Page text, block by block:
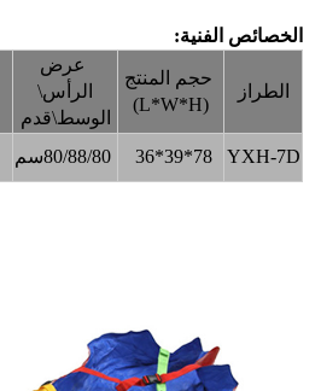
الخصائص الفنية:
الطراز
حجم المنتج
(L*W*H)
عرض
الرأس\
الوسط\قدم
YXH-7D
78*39*36 80/88/80سم